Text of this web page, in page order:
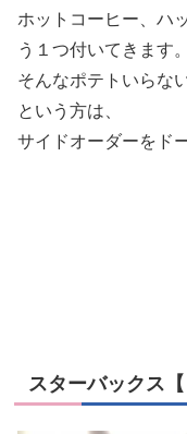
ホットコーヒー、ハ
う１つ付いてきます
そんなポテトいらな
という方は、
サイドオーダーをド
スターバックス【